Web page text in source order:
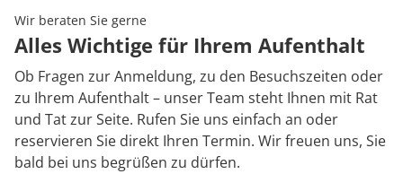
Wir beraten Sie gerne
Alles Wichtige für Ihrem Aufenthalt
Ob Fragen zur Anmeldung, zu den Besuchszeiten oder
zu Ihrem Aufenthalt – unser Team steht Ihnen mit Rat
und Tat zur Seite. Rufen Sie uns einfach an oder
reservieren Sie direkt Ihren Termin. Wir freuen uns, Sie
bald bei uns begrüßen zu dürfen.